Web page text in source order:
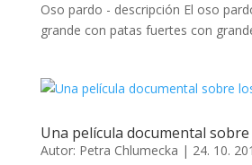
Oso pardo - descripción El oso
grande con patas fuertes con
Una película documental
Autor: Petra Chlumecka | 24. 10.